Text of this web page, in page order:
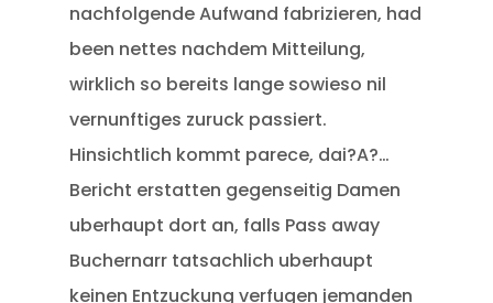
nachfolgende Aufwand fabrizieren, had
been nettes nachdem Mitteilung,
wirklich so bereits lange sowieso nil
vernunftiges zuruck passiert.
Hinsichtlich kommt parece, dai?A?…
Bericht erstatten gegenseitig Damen
uberhaupt dort an, falls Pass away
Buchernarr tatsachlich uberhaupt
keinen Entzuckung verfugen jemanden